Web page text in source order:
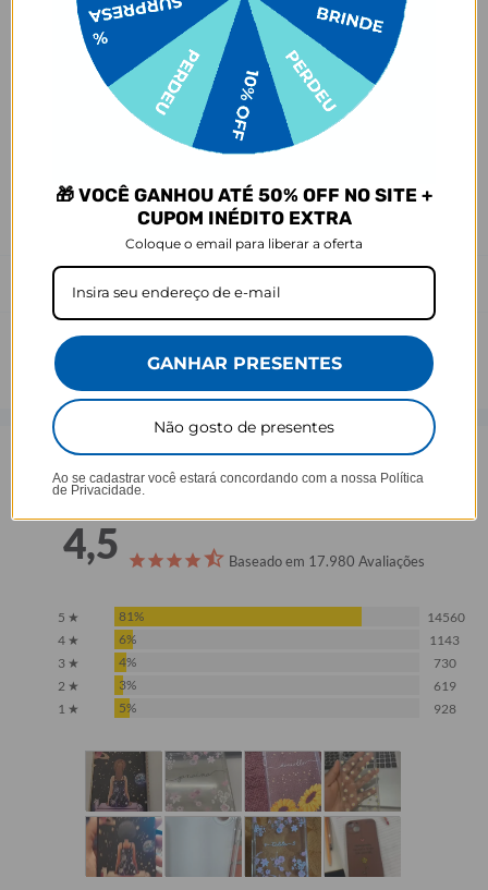
- Demais defeitos de fábrica: 3 meses.
Ei, atenção aí!
Antes de garantir seu acessório, dá uma conferida no modelo do
seu celular! Os modelos 5G geralmente têm telas maiores que as
outras versões, então certifique-se de que o seu escolhido vai
encaixar direitinho. Fique de olho e escolha certinho para tudo
*Imagens meramente ilustrativas, o produto final pode sofrer uma
leve variação de cor/tonalidade.
Prazo de Postagem
Opinião dos consumidores
4,5 Baseado em 17.980 Avaliações
5 ★ 81%
14560
4 ★
6%
1143
3 ★
4%
730
2 ★
3%
619
1 ★
5% 928
🎁 VOCÊ GANHOU ATÉ 50% OFF NO SITE +
CUPOM INÉDITO EXTRA
Coloque o email para liberar a oferta
GANHAR PRESENTES
Não gosto de presentes
Ao se cadastrar você estará concordando com a nossa Política
de Privacidade.